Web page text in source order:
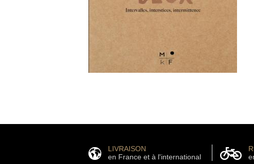
LIVRAISON
en France et à l'international